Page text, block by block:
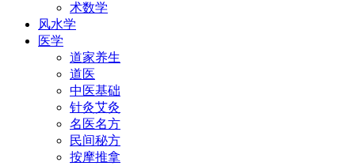
术数学
风水学
医学
道家养生
道医
中医基础
针灸艾灸
名医名方
民间秘方
按摩推拿